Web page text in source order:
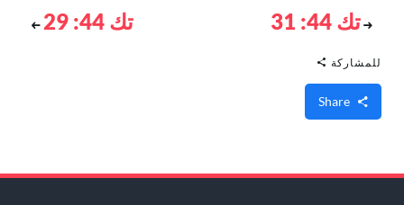
تك 44: 31 تك 44: 29
للمشاركة